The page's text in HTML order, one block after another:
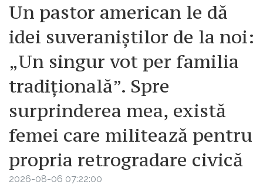
Un pastor american le dă
idei suveraniștilor de la noi:
„Un singur vot per familia
tradițională”. Spre
surprinderea mea, există
femei care militează pentru
propria retrogradare civică
2026-08-06 07:22:00